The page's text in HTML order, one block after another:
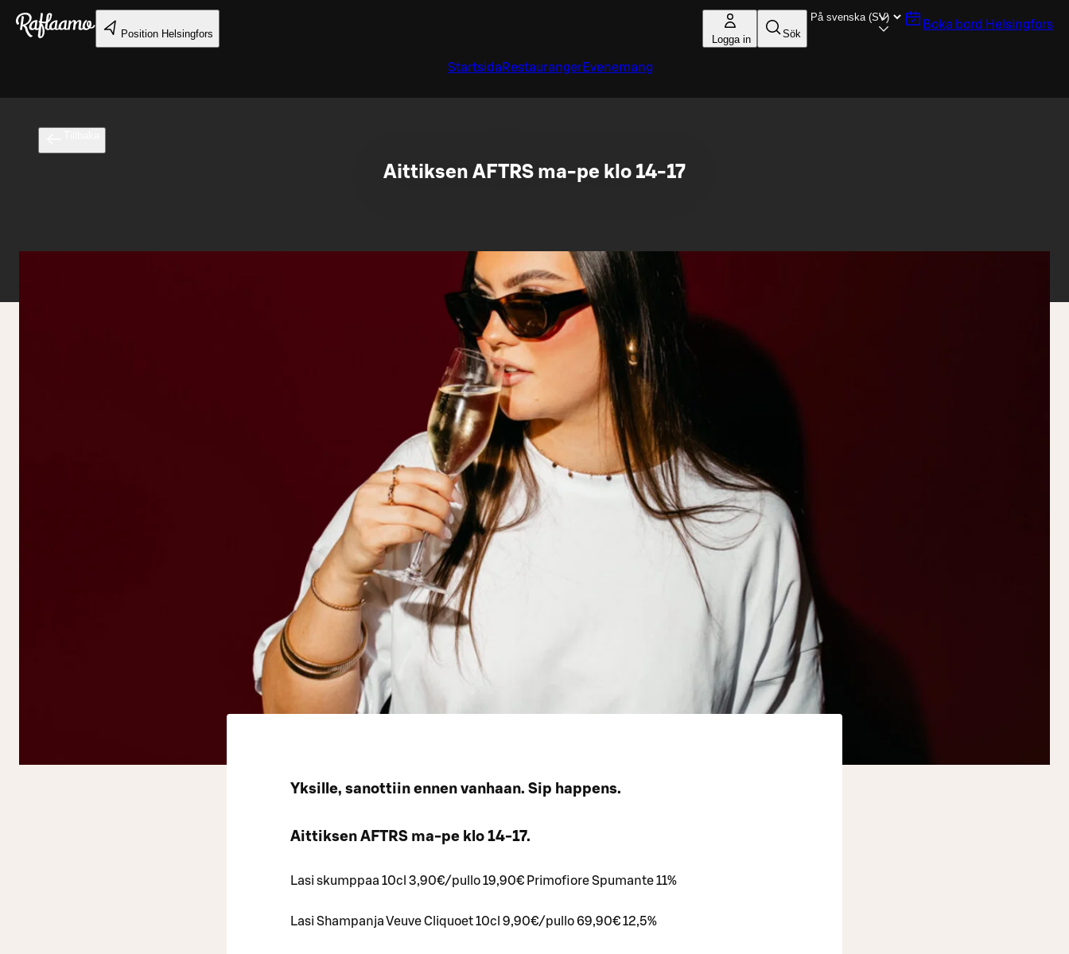
Gå till huvudinnehållet
Position Helsingfors Logga in Sök
Boka bord Helsingfors
Startsida RestaurangerEvenemang
Aittiksen AFTRS ma-pe klo 14-17
Yksille, sanottiin ennen vanhaan. Sip happens.
Aittiksen AFTRS ma-pe klo 14-17.
Lasi skumppaa 10cl 3,90€/pullo 19,90€ Primofiore Spumante 11%
Lasi Shampanja Veuve Cliquoet 10cl 9,90€/pullo 69,90€ 12,5%